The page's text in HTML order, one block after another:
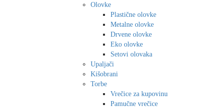
Olovke
Plastične olovke
Metalne olovke
Drvene olovke
Eko olovke
Setovi olovaka
Upaljači
Kišobrani
Torbe
Vrečice za kupovinu
Pamučne vrečice